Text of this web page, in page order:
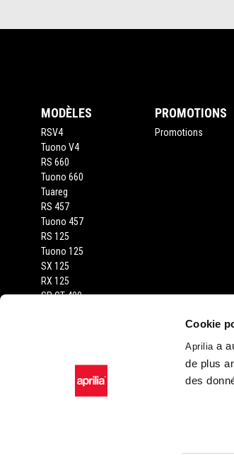
Cookie
Apriliaa
de plus
des
MODÈLES
RSV4
Tuono V4
RS 660
Tuono 660
Tuareg
RS 457
Tuono 457
RS 125
Tuono 125
SX 125
RX 125
SR GT 400
PROMOTIONS
Promotions